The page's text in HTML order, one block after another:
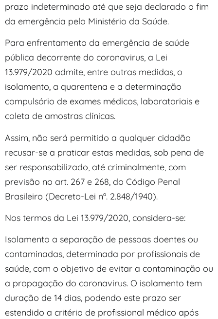
prazo indeterminado até que seja declarado o fim
da emergência pelo Ministério da Saúde.
Para enfrentamento da emergência de saúde
pública decorrente do coronavirus, a Lei
13.979/2020 admite, entre outras medidas, o
isolamento, a quarentena e a determinação
compulsório de exames médicos, laboratoriais e
coleta de amostras clínicas.
Assim, não será permitido a qualquer cidadão
recusar-se a praticar estas medidas, sob pena de
ser responsabilizado, até criminalmente, com
previsão no art. 267 e 268, do Código Penal
Brasileiro (Decreto-Lei nº. 2.848/1940).
Nos termos da Lei 13.979/2020, considera-se:
Isolamento a separação de pessoas doentes ou
contaminadas, determinada por profissionais de
saúde, com o objetivo de evitar a contaminação ou
a propagação do coronavirus. O isolamento tem
duração de 14 dias, podendo este prazo ser
estendido a critério de profissional médico após